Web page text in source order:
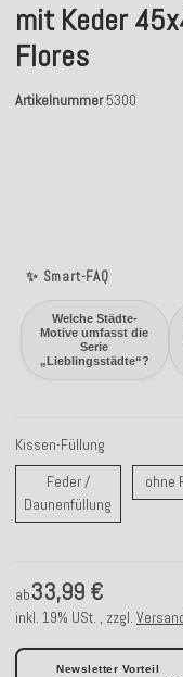
✨ Smart-FAQ
Welche Städte-
Motive umfasst die
Serie
„Lieblingsstädte“?
mit Keder
Flores
Artikelnummer5300
Kissen-Füllung
Feder /
Daunenfüllung Feder /
ohne
ab33,99 €
inkl. 19% USt. , zzgl.
Newsletter Vorteil